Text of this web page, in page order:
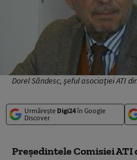
Dorel Săndesc, șeful asociației ATI
Urmărește Digi24în Google
Discover
Președintele Comisiei